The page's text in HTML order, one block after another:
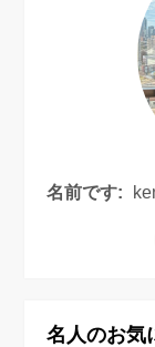
名前です:
名人のお気